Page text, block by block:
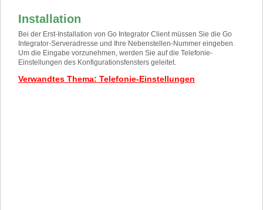
Installation
Bei der Erst-Installation von Go Integrator Client müssen Sie die Go
Integrator-Serveradresse und Ihre Nebenstellen-Nummer eingeben.
Um die Eingabe vorzunehmen, werden Sie auf die Telefonie-
Einstellungen des Konfigurationsfensters geleitet.
Verwandtes Thema: Telefonie-Einstellungen